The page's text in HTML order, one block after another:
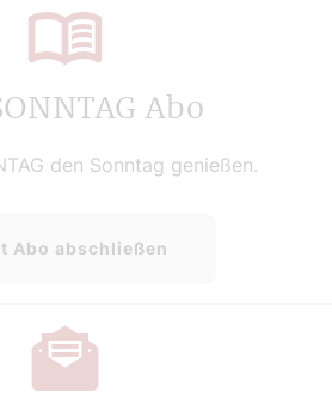
Abo
den Sonntag genießen.
Abo abschließen